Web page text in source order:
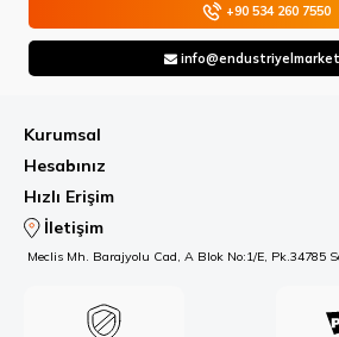
+90 534 260 7550
Kurumsal
Hesabınız
Hızlı Erişim
İletişim
Meclis Mh. Barajyolu Cad, A Blok No:1/E, Pk.34785